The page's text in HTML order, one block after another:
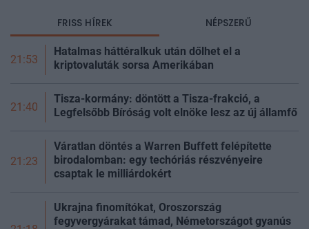
FRISS HÍREK NÉPSZERŰ
21:53
Hatalmas háttéralkuk után dőlhet el a
kriptovaluták sorsa Amerikában
21:40
Tisza-kormány: döntött a Tisza-frakció, a
Legfelsőbb Bíróság volt elnöke lesz az új államfő
21:23
Váratlan döntés a Warren Buffett felépítette
birodalomban: egy techóriás részvényeire
csaptak le milliárdokért
Ukrajna finomítókat, Oroszország
fegyvergyárakat támad, Németországot gyanús